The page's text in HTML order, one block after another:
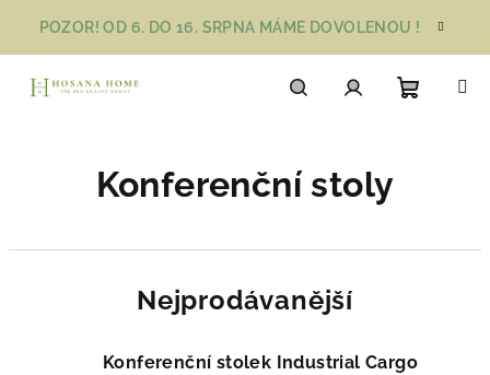
obsah
POZOR! OD 6. DO 16. SRPNA MÁME DOVOLENOU !
Konferenční stoly
Nejprodávanější
Konferenční stolek Industrial Cargo